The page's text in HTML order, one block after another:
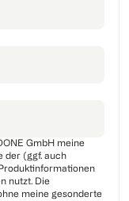
GmbH meine
der (ggf. auch
nutzt. Die
meine gesonderte